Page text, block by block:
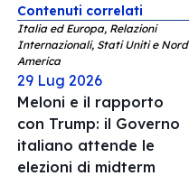
Contenuti correlati
Italia ed Europa, Relazioni
Internazionali, Stati Uniti e Nord
America
29 Lug 2026
Meloni e il rapporto
con Trump: il Governo
italiano attende le
elezioni di midterm